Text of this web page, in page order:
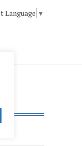
Language ▼